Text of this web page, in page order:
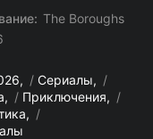
The Boroughs
/ Сериалы
/
/ Приключения
/
/